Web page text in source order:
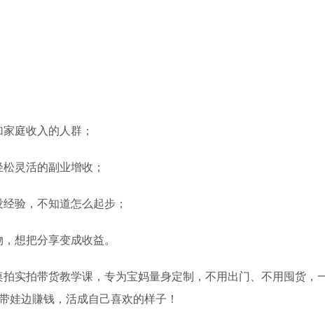
庭收入的人群；
灵活的副业增收；
验，不知道怎么起步；
想把分享变成收益。
实拍带货教学课，专为宝妈量身定制，不用出门、不用囤货，
娃边賺钱，活成自己喜欢的样子！